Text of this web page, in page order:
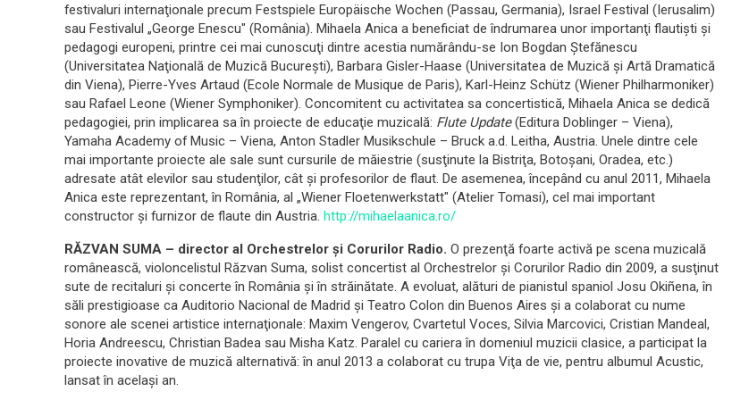
festivaluri internaţionale precum Festspiele Europäische Wochen (Passau, Germania), Israel Festival (Ierusalim)
sau Festivalul „George Enescu" (România). Mihaela Anica a beneficiat de îndrumarea unor importanţi flautişti şi
pedagogi europeni, printre cei mai cunoscuţi dintre acestia numărându-se Ion Bogdan Ştefănescu
(Universitatea Naţională de Muzică Bucureşti), Barbara Gisler-Haase (Universitatea de Muzică şi Artă Dramatică
din Viena), Pierre-Yves Artaud (Ecole Normale de Musique de Paris), Karl-Heinz Schütz (Wiener Philharmoniker)
sau Rafael Leone (Wiener Symphoniker). Concomitent cu activitatea sa concertistică, Mihaela Anica se dedică
pedagogiei, prin implicarea sa în proiecte de educaţie muzicală: Flute Update(Editura Doblinger – Viena),
Yamaha Academy of Music – Viena, Anton Stadler Musikschule – Bruck a.d. Leitha, Austria. Unele dintre cele
mai importante proiecte ale sale sunt cursurile de măiestrie (susţinute la Bistriţa, Botoşani, Oradea, etc.)
adresate atât elevilor sau studenţilor, cât şi profesorilor de flaut. De asemenea, începând cu anul 2011, Mihaela
Anica este reprezentant, în România, al „Wiener Floetenwerkstatt" (Atelier Tomasi), cel mai important
constructor şi furnizor de flaute din Austria. http://mihaelaanica.ro/
RĂZVAN SUMA – director al Orchestrelor şi Corurilor Radio. O prezenţă foarte activă pe scena muzicală
românească, violoncelistul Răzvan Suma, solist concertist al Orchestrelor şi Corurilor Radio din 2009, a susţinut
sute de recitaluri şi concerte în România şi în străinătate. A evoluat, alături de pianistul spaniol Josu Okiñena, în
săli prestigioase ca Auditorio Nacional de Madrid şi Teatro Colon din Buenos Aires şi a colaborat cu nume
sonore ale scenei artistice internaţionale: Maxim Vengerov, Cvartetul Voces, Silvia Marcovici, Cristian Mandeal,
Horia Andreescu, Christian Badea sau Misha Katz. Paralel cu cariera în domeniul muzicii clasice, a participat la
proiecte inovative de muzică alternativă: în anul 2013 a colaborat cu trupa Viţa de vie, pentru albumul Acustic,
lansat în acelaşi an.